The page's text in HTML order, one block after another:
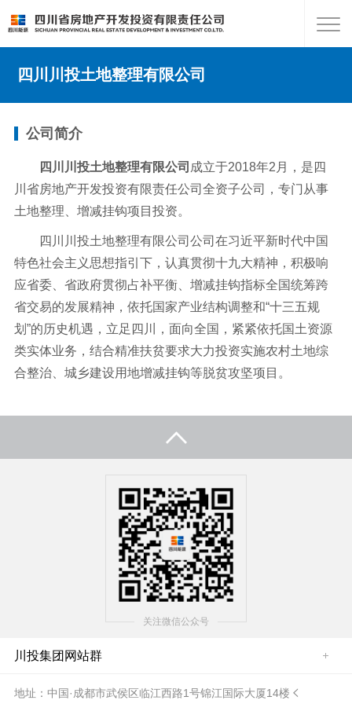
四川川投土地整理有限公司
公司简介
四川川投土地整理有限公司 成立于2018年2月，是四
川省房地产开发投资有限责任公司全资子公司，专门从事
土地整理、增减挂钩项目投资。
四川川投土地整理有限公司公司在习近平新时代中国
特色社会主义思想指引下，认真贯彻十九大精神，积极响
应省委、省政府贯彻占补平衡、增减挂钩指标全国统筹跨
省交易的发展精神，依托国家产业结构调整和“十三五规
划”的历史机遇，立足四川，面向全国，紧紧依托国土资源
类实体业务，结合精准扶贫要求大力投资实施农村土地综
合整治、城乡建设用地增减挂钩等脱贫攻坚项目。
关注微信公众号
川投集团网站群
地址：中国·成都市武侯区临江西路1号锦江国际大厦14楼 